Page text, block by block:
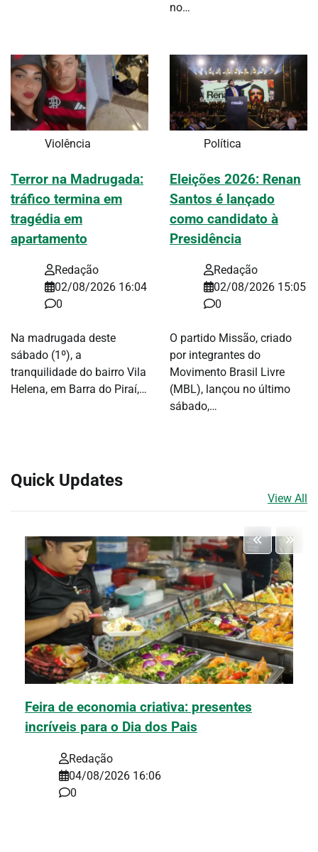
no…
Violência
Terror na Madrugada:
tráfico termina em
tragédia em
apartamento
Redação
02/08/2026 16:04
0
Na madrugada deste
sábado (1º), a
tranquilidade do bairro Vila
Helena, em Barra do Piraí,…
Política
Eleições 2026: Renan
Santos é lançado
como candidato à
Presidência
Redação
02/08/2026 15:05
0
O partido Missão, criado
por integrantes do
Movimento Brasil Livre
(MBL), lançou no último
sábado,…
Quick Updates
View All
Feira de economia criativa: presentes
incríveis para o Dia dos Pais
Redação
04/08/2026 16:06
0